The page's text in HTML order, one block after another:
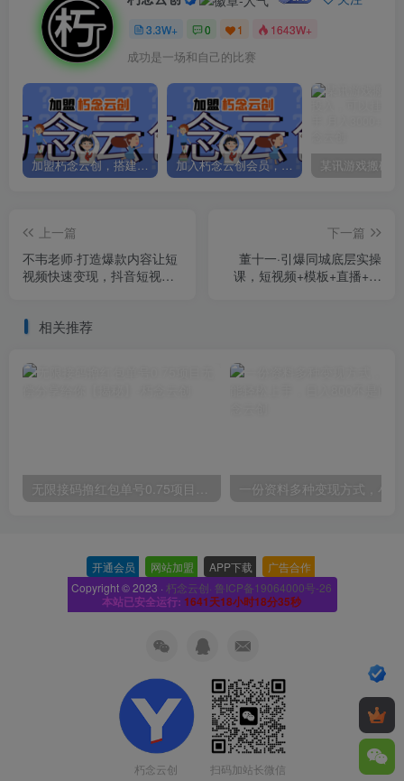
3.3W+ 0 1 1643W+
成功是一场和自己的比赛
加盟朽念云创，搭建同款项目资源站，实现日入2000+ 加入朽念云创会员，全站资源免费学习。
上一篇
不韦老师·打造爆款内容让短
视频快速变现，抖音短视频
下一篇
董十一·引爆同城底层实操
课，​短视频+模板+直播+矩
相关推荐
无限接码撸红包单号0.75项目无偿分享给你【揭秘】
开通会员 网站加盟 APP下载 广告合作
Copyright © 2023 · 朽念云创· 鲁ICP备19064000号-26
本站已安全运行: 1641天18小时18分35秒
朽念云创 扫码加站长微信